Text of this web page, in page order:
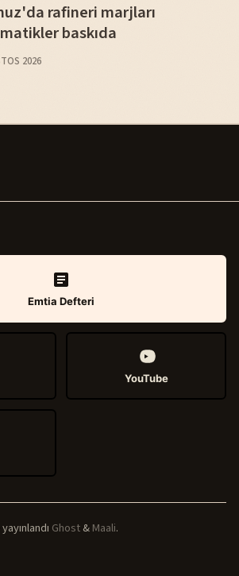
rafineri marjları
baskıda
2026
Emtia Defteri
YouTube
Ghost&Maali.